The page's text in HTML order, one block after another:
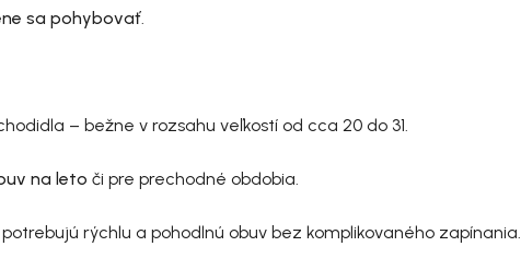
sa pohybovať.
– bežne v rozsahu veľkostí od cca 20 do 31.
na leto či pre prechodné obdobia.
rýchlu a pohodlnú obuv bez komplikovaného zapínania.